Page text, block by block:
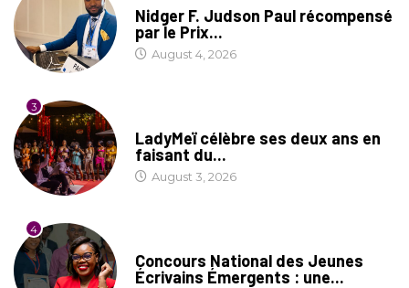
Nidger F. Judson Paul récompensé
par le Prix...
August 4, 2026
3
LadyMeï célèbre ses deux ans en
faisant du...
August 3, 2026
4
Concours National des Jeunes
Écrivains Émergents : une...